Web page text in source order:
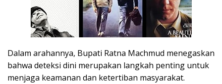
Dalam arahannya, Bupati Ratna Machmud menegaskan
bahwa deteksi dini merupakan langkah penting untuk
menjaga keamanan dan ketertiban masyarakat.